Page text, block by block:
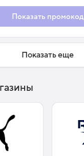
Показать промокод
Показать еще